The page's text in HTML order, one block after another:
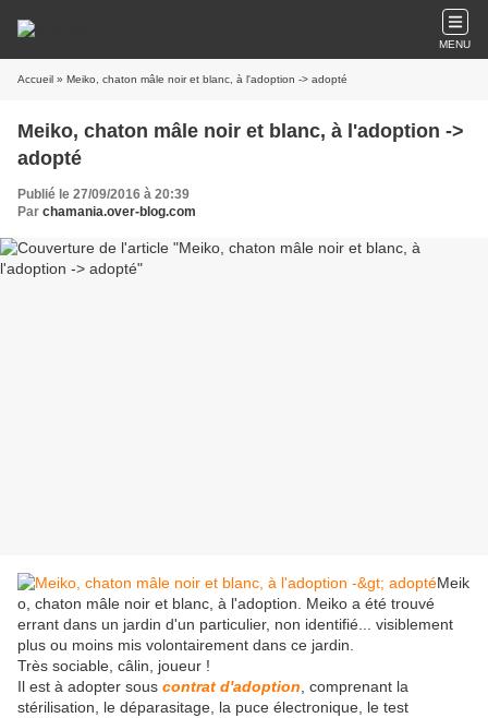
MENU
Accueil » Meiko, chaton mâle noir et blanc, à l'adoption -> adopté
Meiko, chaton mâle noir et blanc, à l'adoption ->
adopté
Publié le 27/09/2016 à 20:39
Par chamania.over-blog.com
Meik
o, chaton mâle noir et blanc, à l'adoption. Meiko a été trouvé
errant dans un jardin d'un particulier, non identifié... visiblement
plus ou moins mis volontairement dans ce jardin.
Très sociable, câlin, joueur !
Il est à adopter sous contrat d'adoption , comprenant la
stérilisation, le déparasitage, la puce électronique, le test